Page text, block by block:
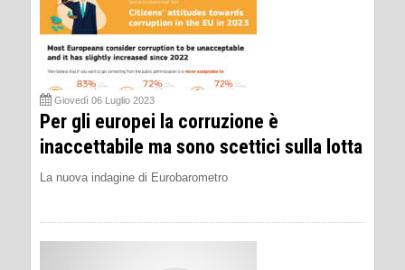
Giovedì 06 Luglio 2023
Per gli europei la corruzione è
inaccettabile ma sono scettici sulla lotta
La nuova indagine di Eurobarometro